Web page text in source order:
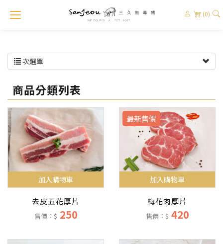
(0)
次選單
商品分類列表
加入購物車
去皮五花厚片
售價：$ 250
最新售價
加入購物車
梅花肉厚片
售價：$ 420